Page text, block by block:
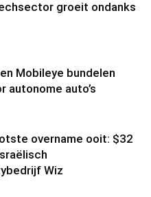
groeit ondanks
Mobileye bundelen
autonome auto’s
overname ooit: $32
Wiz